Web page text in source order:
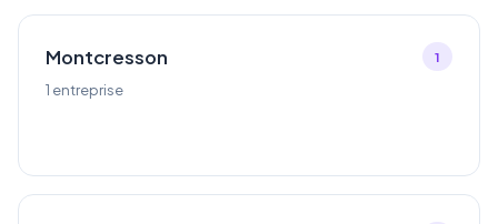
Montcresson
1 entreprise
1